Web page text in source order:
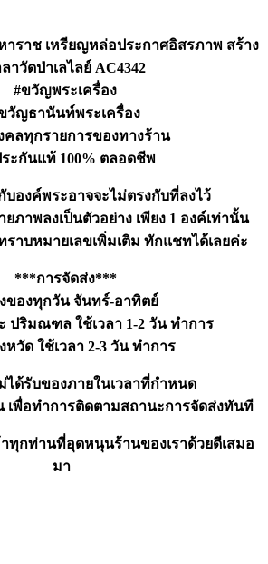
าราช เหรียญหล่อประกาศอิสรภาพ สร้าง
าวัดป่าเลไลย์ AC4342
#ขวัญพระเครื่อง
วัญธานันท์พระเครื่อง
คลทุกรายการของทางร้าน
ะกันแท้ 100% ตลอดชีพ
บองค์พระอาจจะไม่ตรงกับที่ลงไว้
ยภาพลงเป็นตัวอย่าง เพียง 1 องค์เท่านั้น
าบหมายเลขเพิ่มเติม ทักแชทได้เลยค่ะ
***การจัดส่ง***
ของทุกวัน จันทร์-อาทิตย์
ปริมณฑล ใช้เวลา 1-2 วัน ทำการ
หวัด ใช้เวลา 2-3 วัน ทำการ
ได้รับของภายในเวลาที่กำหนด
เพื่อทำการติดตามสถานะการจัดส่งทันที
กท่านที่อุดหนุนร้านของเราด้วยดีเสมอ
มา